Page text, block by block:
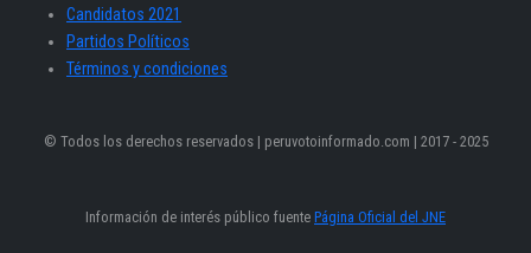
Candidatos 2021
Partidos Políticos
Términos y condiciones
© Todos los derechos reservados | peruvotoinformado.com | 2017 - 2025
Información de interés público fuente Página Oficial del JNE